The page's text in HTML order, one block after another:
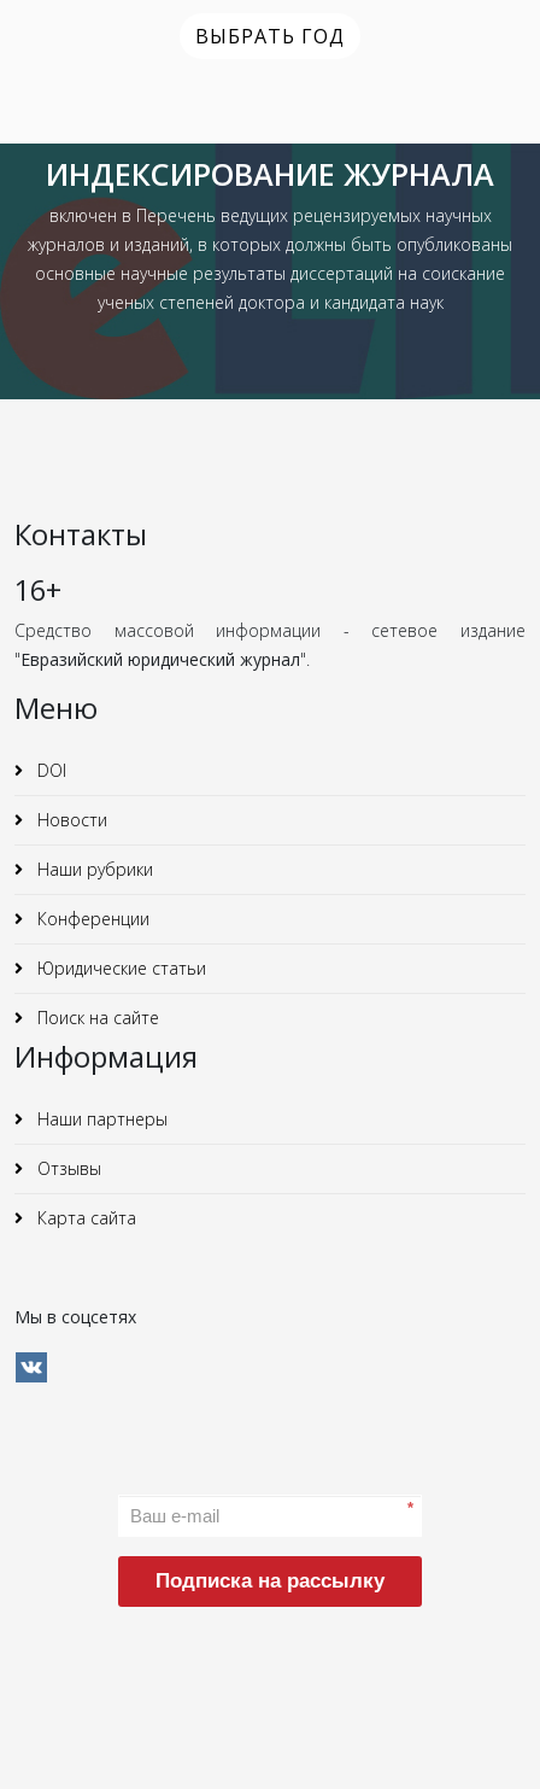
ВЫБРАТЬ ГОД
ИНДЕКСИРОВАНИЕ ЖУРНАЛА
включен в Перечень ведущих рецензируемых научных
журналов и изданий, в которых должны быть опубликованы
основные научные результаты диссертаций на соискание
ученых степеней доктора и кандидата наук
Контакты
16+
Средство массовой информации - сетевое издание
"Евразийский юридический журнал".
Меню
DOI
Новости
Наши рубрики
Конференции
Юридические статьи
Поиск на сайте
Информация
Наши партнеры
Отзывы
Карта сайта
Мы в соцсетях
*
Подписка на рассылку